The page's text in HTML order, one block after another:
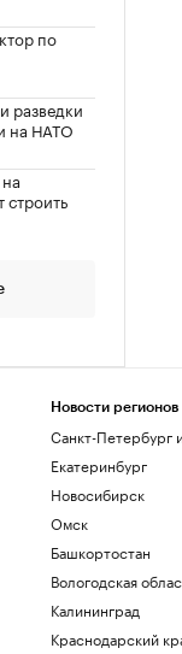
по
разведки
на НАТО
строить
Новости регионов
Санкт-Петербург
Екатеринбург
Новосибирск
Омск
Башкортостан
Вологодская
Калининград
Краснодарский